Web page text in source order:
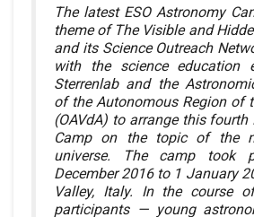
The latest ESO Astronomy
theme of The Visible and
and its Science Outreach
with the science education
Sterrenlab and the
of the Autonomous Region of
(OAVdA) to arrange this fourth
Camp on the topic of the
universe. The camp took
December 2016 to 1 January
Valley, Italy. In the course
participants — young